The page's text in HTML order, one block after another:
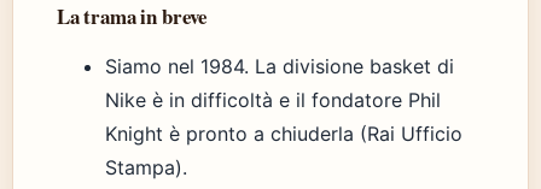
La trama in breve
Siamo nel 1984. La divisione basket di
Nike è in difficoltà e il fondatore Phil
Knight è pronto a chiuderla (Rai Ufficio
Stampa).